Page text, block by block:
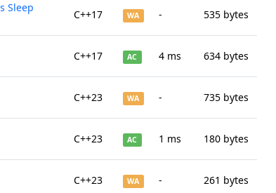
Sleep
C++17 WA - 535 bytes
C++17 AC 4 ms 634 bytes
C++23 WA - 735 bytes
C++23 AC 1 ms 180 bytes
C++23 WA - 261 bytes